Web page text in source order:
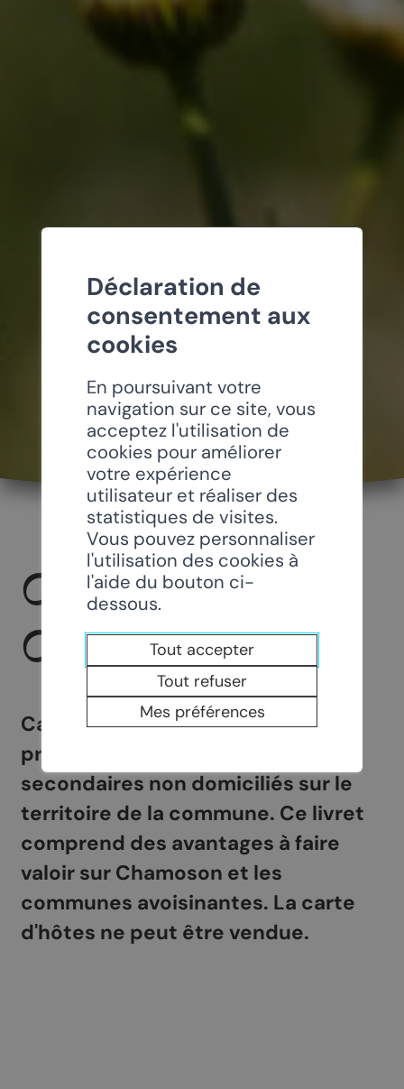
CARTE D’HÔTES
CHAMOSON
Carte d'hôtes destiné aux
propriétaires de résidences
secondaires non domiciliés sur le
territoire de la commune. Ce livret
comprend des avantages à faire
valoir sur Chamoson et les
communes avoisinantes. La carte
d'hôtes ne peut être vendue.
Déclaration de
consentement aux
cookies
En poursuivant votre
navigation sur ce site, vous
acceptez l'utilisation de
cookies pour améliorer
votre expérience
utilisateur et réaliser des
statistiques de visites.
Vous pouvez personnaliser
l'utilisation des cookies à
l'aide du bouton ci-
dessous.
Tout accepter
Tout refuser
Mes préférences